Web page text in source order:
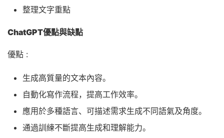
整理文字重點
ChatGPT優點與缺點
優點 :
生成高質量的文本內容。
自動化寫作流程，提高工作效率。
應用於多種語言、可描述需求生成不同語氣及角度。
通過訓練不斷提高生成和理解能力。